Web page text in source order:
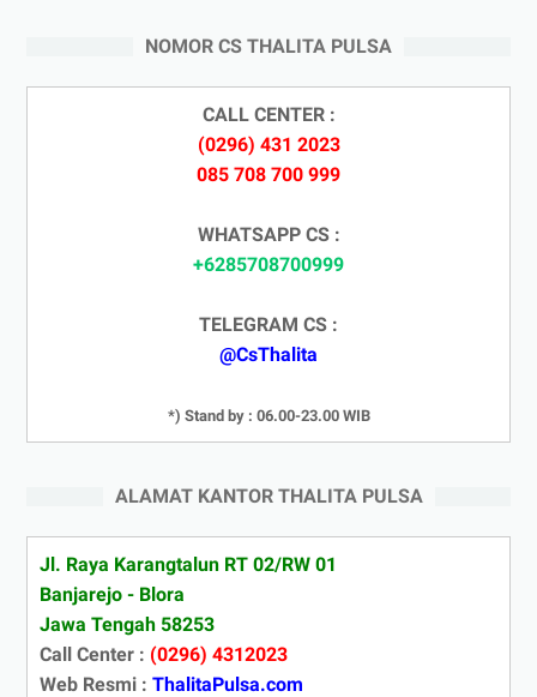
NOMOR CS THALITA PULSA
CALL CENTER :
(0296) 431 2023
085 708 700 999
WHATSAPP CS :
+6285708700999
TELEGRAM CS :
@CsThalita
*) Stand by : 06.00-23.00 WIB
ALAMAT KANTOR THALITA PULSA
Jl. Raya Karangtalun RT 02/RW 01
Banjarejo - Blora
Jawa Tengah 58253
Call Center : (0296) 4312023
Web Resmi : ThalitaPulsa.com